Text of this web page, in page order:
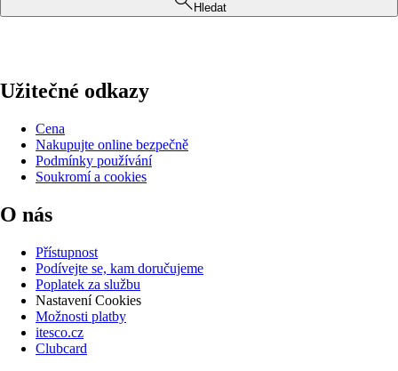
Hledat
Užitečné odkazy
Cena
Nakupujte online bezpečně
Podmínky používání
Soukromí a cookies
O nás
Přístupnost
Podívejte se, kam doručujeme
Poplatek za službu
Nastavení Cookies
Možnosti platby
itesco.cz
Clubcard